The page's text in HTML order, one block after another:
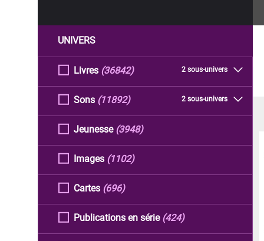
UNIVERS
Livres 2 sous-univers
(36842)
Sons 2 sous-univers
(11892)
Jeunesse (3948)
Images (1102)
Cartes (696)
Publications en série (424)